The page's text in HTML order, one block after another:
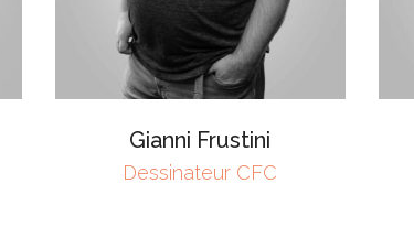
Gianni Frustini
Dessinateur CFC